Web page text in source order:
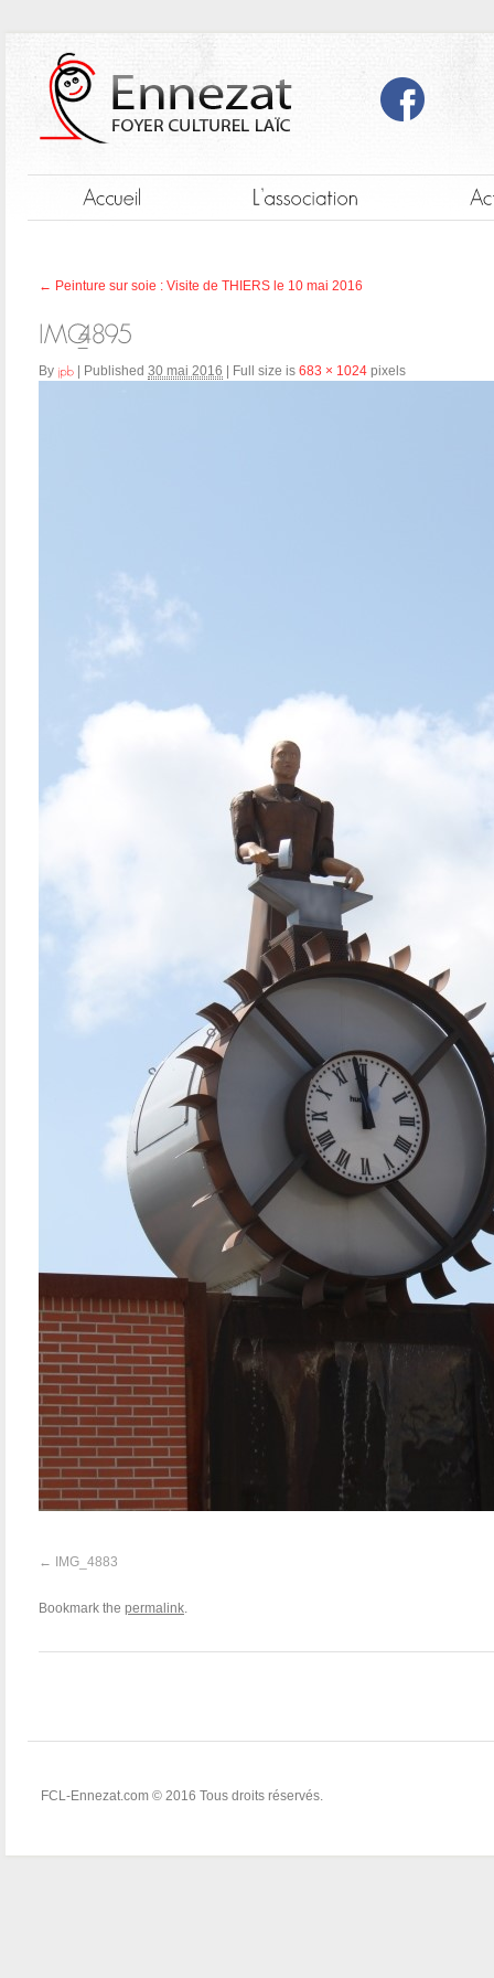
← Peinture sur soie : Visite de THIERS le 10 mai 2016
By | Published 30 mai 2016 | Full size is 683 × 1024 pixels
IMG_4883
Bookmark the permalink
FCL-Ennezat.com © 2016 Tous droits réservés.